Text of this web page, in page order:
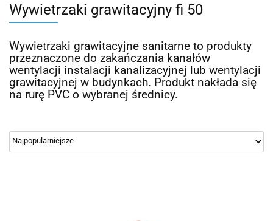
Wywietrzaki grawitacyjny fi 50
Wywietrzaki grawitacyjne sanitarne to produkty
przeznaczone do zakańczania kanałów
wentylacji instalacji kanalizacyjnej lub wentylacji
grawitacyjnej w budynkach. Produkt nakłada się
na rurę PVC o wybranej średnicy.